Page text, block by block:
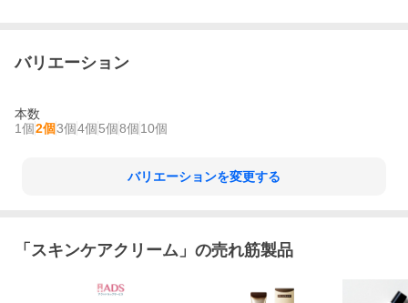
バリエーション
本数
1個2個3個4個5個8個10個
バリエーションを変更する
「 スキンケアクリーム 」の売れ筋製品